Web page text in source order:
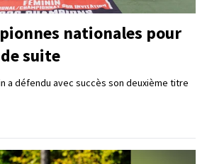
nationales pour
suite
a défendu avec succès son deuxième titre